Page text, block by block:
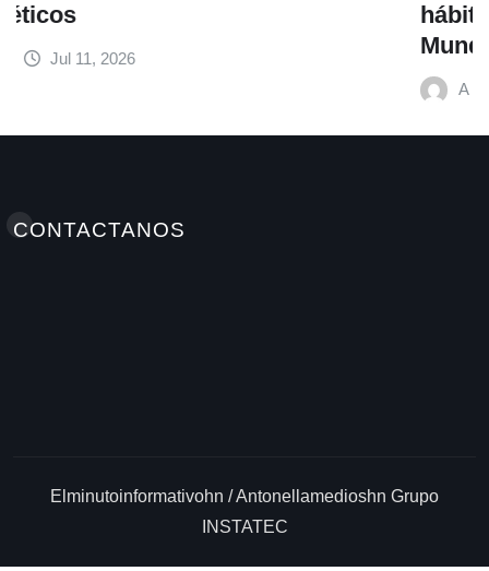
hábitos saludables junto al Programa
Mundial de Alimentos y Nestlé
Elminutoinformativohn / Antonellamedioshn Grupo